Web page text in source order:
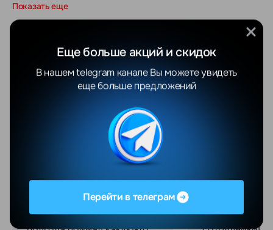
Показать еще
Отзывы
Валентина Яцушкевич
Добрый день!Покупали
телефон в магазине....все
было отлично....через
Перейти в телеграм
Еще больше акций и скидок
В нашем telegram канале Вы можете увидеть
еще больше предложений